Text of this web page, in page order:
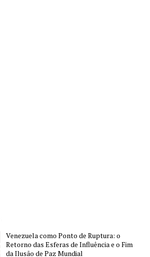
Venezuela como Ponto de Ruptura: o
Retorno das Esferas de Influência e o Fim
da Ilusão de Paz Mundial